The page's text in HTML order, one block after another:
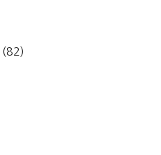
(82)